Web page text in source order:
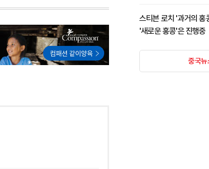
스티븐 로치 '과거의 홍
'새로운 홍콩'은 진행중
중국뉴